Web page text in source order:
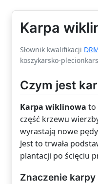
Karpa
Słownik kwalifikacji
koszykarsko-
Czym jest
Karpa wiklinowa to
część krzewu
wyrastają nowe
Jest to trwała
plantacji po ścięciu
Znaczenie